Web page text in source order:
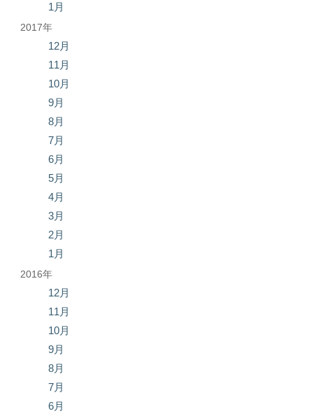
1月
2017年
12月
11月
10月
9月
8月
7月
6月
5月
4月
3月
2月
1月
2016年
12月
11月
10月
9月
8月
7月
6月